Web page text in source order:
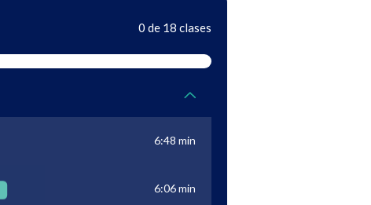
0 de 18 clases
6:48 min
6:06 min